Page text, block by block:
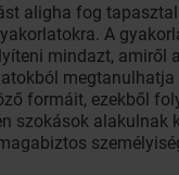
aligha fog
A
mindazt, amiről
formáit, ezekből
szokások alakulnak